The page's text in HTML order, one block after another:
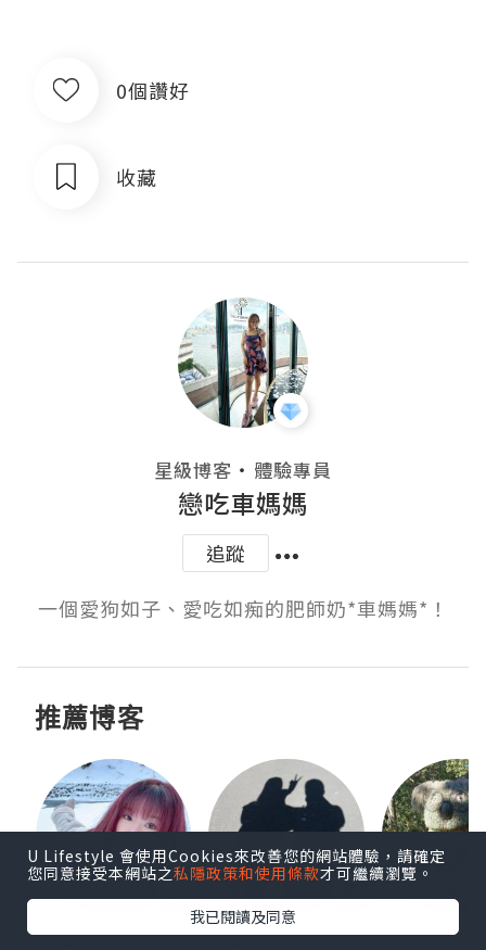
0個讚好
收藏
星級博客 ・ 體驗專員
戀吃車媽媽
追蹤
一個愛狗如子、愛吃如痴的肥師奶*車媽媽*！
推薦博客
KEEP MY FAITH 窩夫與蝦子餅 Fabrice
U Lifestyle 會使用Cookies來改善您的網站體驗，請確定
您同意接受本網站之私隱政策和使用條款才可繼續瀏覽。
我已閱讀及同意